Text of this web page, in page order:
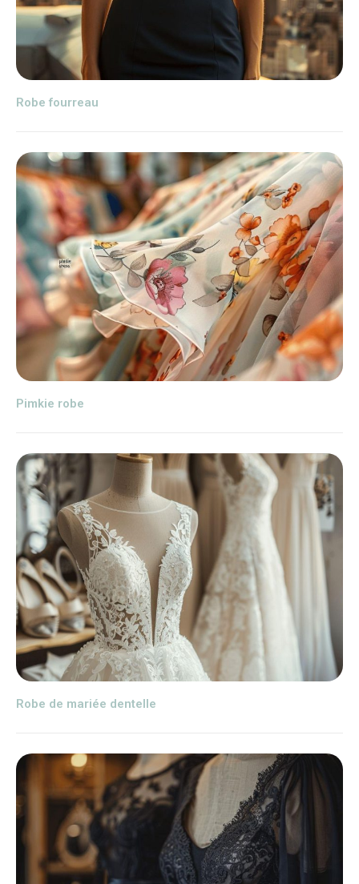
Robe fourreau
Pimkie robe
Robe de mariée dentelle